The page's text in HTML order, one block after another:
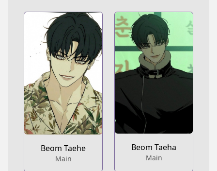
Beom Taehe
Main
Beom Taeha
Main